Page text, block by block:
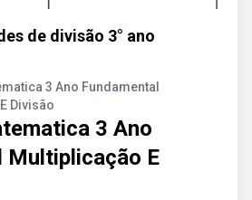
de divisão 3° ano
3 Ano Fundamental
Divisão
3 Ano
Multiplicação E